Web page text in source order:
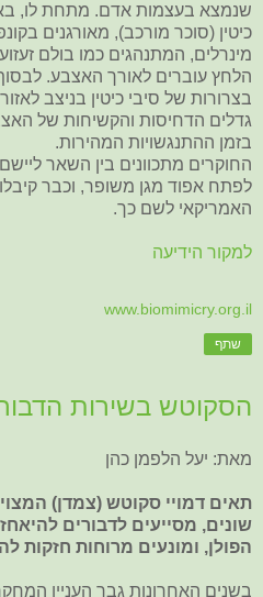
שנמצא בעצמות אדם. מתחת לו,
כיטין (סוכר מורכב), מאורגנים
מינרלים, המתנהגים כמו בולם
הלחץ עוברים לאורך האצבע.
בצרורות של סיבי כיטין בניצב
גדלים הדחיסות והקשיחות של
בזמן ההתנגשויות המהירות.
החוקרים מתכוונים בין השאר
האמריקאי לשם כך.
למקור הידיעה
www.biomimicry.org.il
שתף
הסקוטש בשירות
מאת: יעל הלפמן כהן
תאים דמויי סקוטש (צמדן)
שונים, מסייעים לדבורים
הפולן, ומונעים מרוחות חזקות
בשנים האחרונות גבר העניין